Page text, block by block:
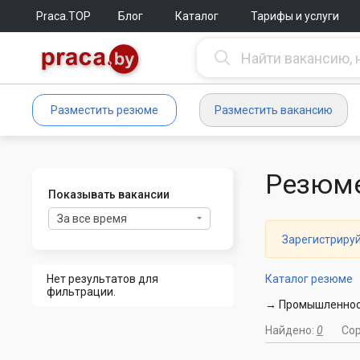
Praca.TOP Блог Каталог Тарифы и услуги
Разместить резюме Разместить вакансию
Показывать вакансии
За все время
Нет результатов для
фильтрации.
Каталог резюме
→
Найдено: 0